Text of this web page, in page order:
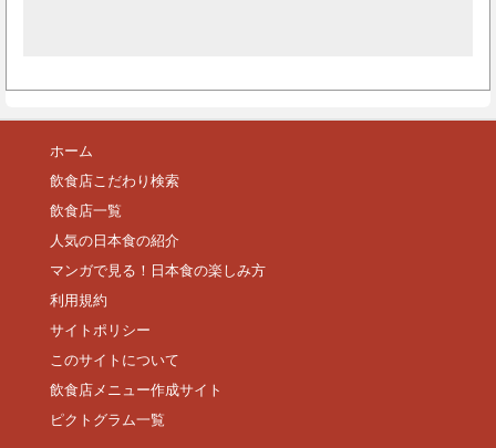
ホーム
飲食店こだわり検索
飲食店一覧
人気の日本食の紹介
マンガで見る！日本食の楽しみ方
利用規約
サイトポリシー
このサイトについて
飲食店メニュー作成サイト
ピクトグラム一覧